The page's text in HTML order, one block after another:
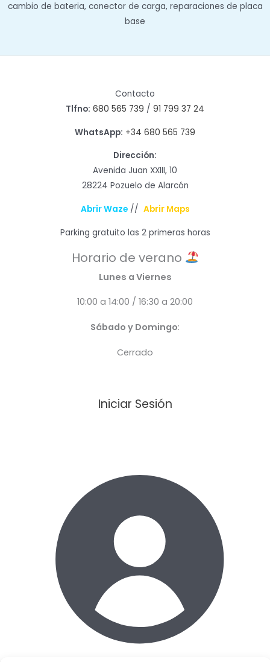
cambio de bateria, conector de carga, reparaciones de placa
base
Contacto
Tlfno: 680 565 739 / 91 799 37 24
WhatsApp: +34 680 565 739
Dirección:
Avenida Juan XXIII, 10
28224 Pozuelo de Alarcón
Abrir Waze// Abrir Maps
Parking gratuito las 2 primeras horas
Horario de verano
Lunes a Viernes
10:00 a 14:00 / 16:30 a 20:00
Sábado y Domingo:
Cerrado
Iniciar Sesión